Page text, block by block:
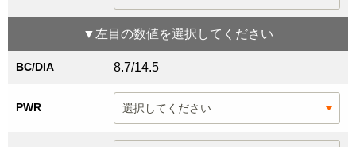
▼ 左目 の数値を選択してください
BC/DIA 8.7/14.5
PWR